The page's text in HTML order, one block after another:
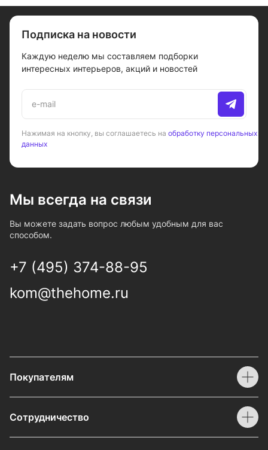
Подписка на новости
Каждую неделю мы составляем подборки
интересных интерьеров, акций и новостей
Нажимая на кнопку, вы соглашаетесь на обработку персональных
данных
Мы всегда на связи
Вы можете задать вопрос любым удобным для вас
способом.
+7 (495) 374-88-95
kom@thehome.ru
Покупателям
Сотрудничество